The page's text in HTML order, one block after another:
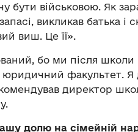
бути військовою. Як
викликав батька
виш. Це її».
бо ми після школи
юридичний факультет.
директор
долю на сімейній